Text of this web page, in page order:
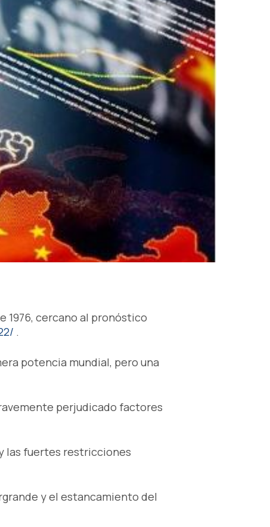
1976, cercano al pronóstico
.
potencia mundial, pero una
perjudicado factores
las fuertes restricciones
y el estancamiento del